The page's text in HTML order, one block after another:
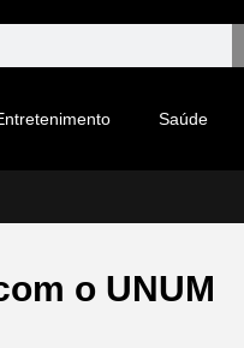
Saúde
o UNUM